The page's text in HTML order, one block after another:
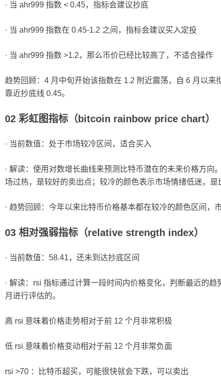
· 当 ahr999 指数 < 0.45，指标会建议抄底
· 当 ahr999 指数在 0.45-1.2 之间，指标会建议买入定投
· 当 ahr999 指数 >1.2，那么币价已经比较高了，不适合操作
趋势回顾：4 月中旬开始该指数在 1.2 附近震荡，自 6 月以
靠近抄底线 0.45。
02 彩虹图指标（bitcoin rainbow price chart）
· 当前数值：处于市场较冷区间，适合买入
· 解读：使用对数增长曲线来预测比特币潜在的未来价格方向
场过热，是较好的卖出点；较冷的颜色表示市场情绪低迷，是
· 趋势回顾：今年以来比特币价格基本都在较冷的颜色区间
03 相对强弱指标（relative strength index）
· 当前数值：58.41，还未到达抄底区间
· 解读：rsi 指标通过计算一段时间内价格变化，判断最近的
月进行评估的。
高 rsi 意味着价格走势相对于前 12 个月非常积极
低 rsi 意味着价格变动相对于前 12 个月非常负面
rsi >70 ：比特币超买，可能很快就会下跌，可以卖出